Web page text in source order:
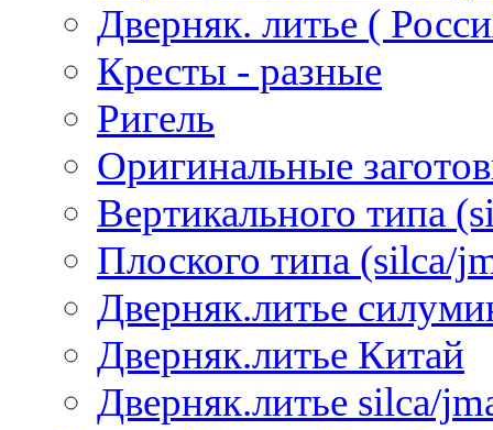
Дверняк. литье (
Кресты - разные
Ригель
Оригинальные
Вертикального типа
Плоского типа (silca/
Дверняк.литье
Дверняк.литье Китай
Дверняк.литье silca/